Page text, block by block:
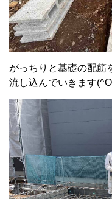
がっちりと基礎の配筋
流し込んでいきます